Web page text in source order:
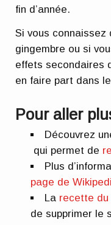
fin d’année.
Si vous connaissez
gingembre ou si
effets secondaires
en faire part dans
Pour aller
Découvrez
qui permet de
Plus
page de
La recette du
de supprimer le